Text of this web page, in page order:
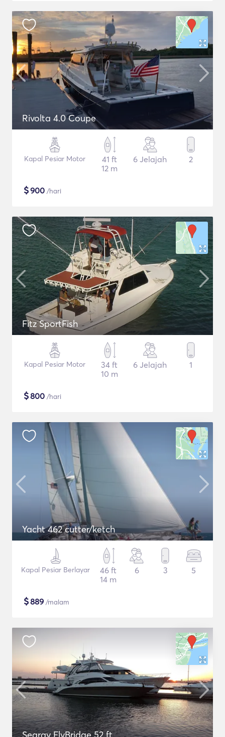
Rivolta 4.0 Coupe
Kapal Pesiar Motor
41 ft
12 m
6 Jelajah 2
$900 /hari
Fitz SportFish
Kapal Pesiar Motor
34 ft
10 m
6 Jelajah 1
$800 /hari
Yacht 462 cutter/ketch
Kapal Pesiar Berlayar
46 ft
14 m
6 3 5
$889 /malam